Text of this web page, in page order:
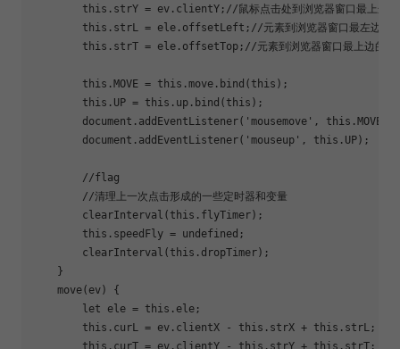
this .strY = ev.clientY; //鼠标点击处到浏览器窗口最上边
this .strL = ele.offsetLeft; //元素到浏览器窗口最左边的
this .strT = ele.offsetTop; //元素到浏览器窗口最上边的距
this .MOVE = this .move.bind( this );
this .UP = this .up.bind( this );
document .addEventListener( 'mousemove' , this .MOVE);
document .addEventListener( 'mouseup' , this .UP);
//flag
//清理上一次点击形成的一些定时器和变量
        clearInterval(
this .flyTimer);
this .speedFly = undefined ;
        clearInterval(
this .dropTimer);
    }
    move(ev) {
let ele = this .ele;
this .curL = ev.clientX - this .strX + this .strL;
this .curT = ev.clientY - this .strY + this .strT;